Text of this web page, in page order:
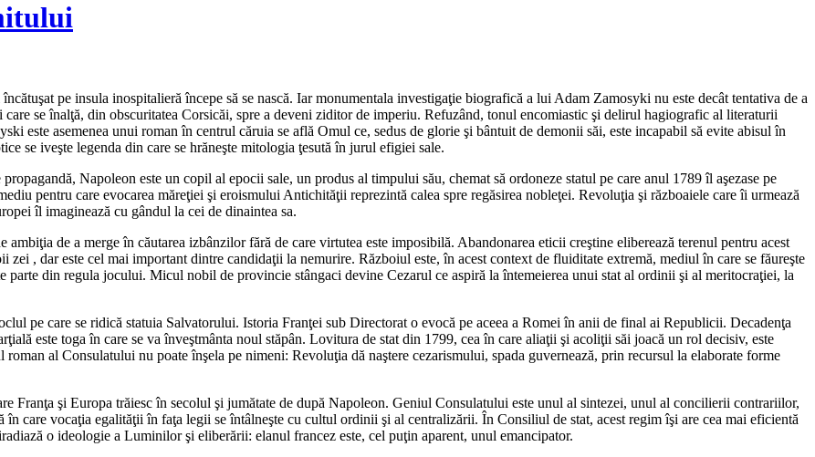
pe insula inospitalieră începe să se nască. Iar monumentala investigaţie biografică a lui Adam Zamosyki nu este decât tentativa de a
se înalţă, din obscuritatea Corsicăi, spre a deveni ziditor de imperiu. Refuzând, tonul encomiastic şi delirul hagiografic al literaturii
este asemenea unui roman în centrul căruia se află Omul ce, sedus de glorie şi bântuit de demonii săi, este incapabil să evite abisul în
se iveşte legenda din care se hrăneşte mitologia ţesută în jurul efigiei sale.
Napoleon este un copil al epocii sale, un produs al timpului său, chemat să ordoneze statul pe care anul 1789 îl aşezase pe
pentru care evocarea măreţiei şi eroismului Antichităţii reprezintă calea spre regăsirea nobleţei. Revoluţia şi războaiele care îi urmează
îl imaginează cu gândul la cei de dinaintea sa.
de a merge în căutarea izbânzilor fără de care virtutea este imposibilă. Abandonarea eticii creştine eliberează terenul pentru acest
, dar este cel mai important dintre candidaţii la nemurire. Războiul este, în acest context de fluiditate extremă, mediul în care se făureşte
parte din regula jocului. Micul nobil de provincie stângaci devine Cezarul ce aspiră la întemeierea unui stat al ordinii şi al meritocraţiei, la
pe care se ridică statuia Salvatorului. Istoria Franţei sub Directorat o evocă pe aceea a Romei în anii de final ai Republicii. Decadenţa
este toga în care se va înveştmânta noul stăpân. Lovitura de stat din 1799, cea în care aliaţii şi acoliţii săi joacă un rol decisiv, este
al Consulatului nu poate înşela pe nimeni: Revoluţia dă naştere cezarismului, spada guvernează, prin recursul la elaborate forme
Franţa şi Europa trăiesc în secolul şi jumătate de după Napoleon. Geniul Consulatului este unul al sintezei, unul al concilierii contrariilor,
care vocaţia egalităţii în faţa legii se întâlneşte cu cultul ordinii şi al centralizării. În Consiliul de stat, acest regim îşi are cea mai eficientă
o ideologie a Luminilor şi eliberării: elanul francez este, cel puţin aparent, unul emancipator.